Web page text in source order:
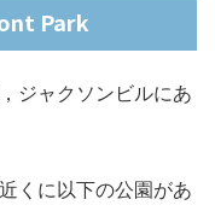
Park
ジャクソンビルにあ
くに以下の公園があ